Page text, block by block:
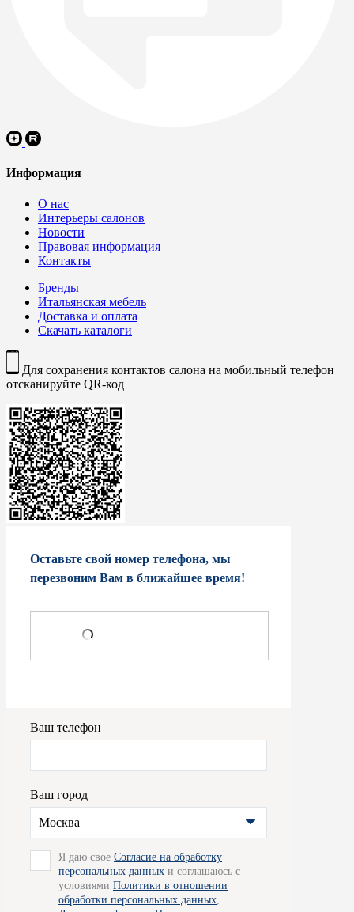
Информация
О нас
Интерьеры салонов
Новости
Правовая информация
Контакты
Бренды
Итальянская мебель
Доставка и оплата
Скачать каталоги
Для сохранения контактов салона на мобильный телефон
отсканируйте QR-код
Оставьте свой номер телефона, мы
перезвоним Вам в ближайшее время!
Ваш телефон
Ваш город
Москва
Я даю свое Согласие на обработку
персональных данных и соглашаюсь с
условиями Политики в отношении
обработки персональных данных,